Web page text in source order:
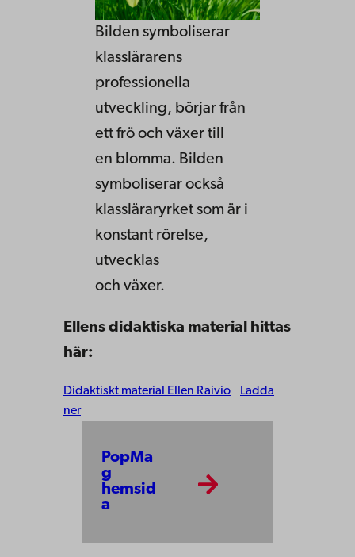
Bilden symboliserar
klasslärarens
professionella
utveckling, börjar från
ett frö och växer till
en blomma. Bilden
symboliserar också
klassläraryrket som är i
konstant rörelse,
utvecklas
och växer.
Ellens didaktiska material hittas
här:
Didaktiskt material Ellen Raivio
Ladda
ner
PopMa
g
hemsid
a